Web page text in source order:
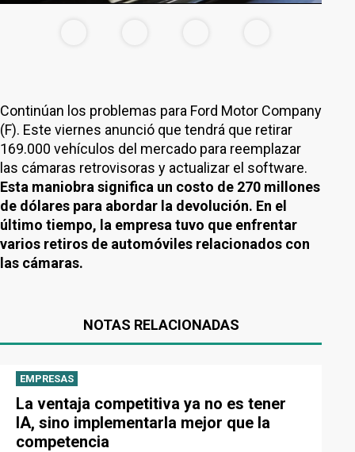
Continúan los problemas para Ford Motor Company
(F). Este viernes anunció que tendrá que retirar
169.000 vehículos del mercado para reemplazar
las cámaras retrovisoras y actualizar el software.
Esta maniobra significa un costo de 270 millones
de dólares para abordar la devolución. En el
último tiempo, la empresa tuvo que enfrentar
varios retiros de automóviles relacionados con
las cámaras.
NOTAS RELACIONADAS
EMPRESAS
La ventaja competitiva ya no es tener
IA, sino implementarla mejor que la
competencia